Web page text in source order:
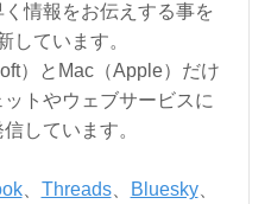
情報をお伝えする事を
しています。
）とMac（Apple）だけ
トやウェブサービスに
しています。
、 Threads、 Bluesky、